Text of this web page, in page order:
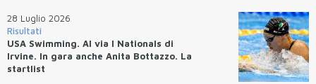
28 Luglio 2026
Risultati
USA Swimming. Al via I Nationals di
Irvine. In gara anche Anita Bottazzo. La
startlist